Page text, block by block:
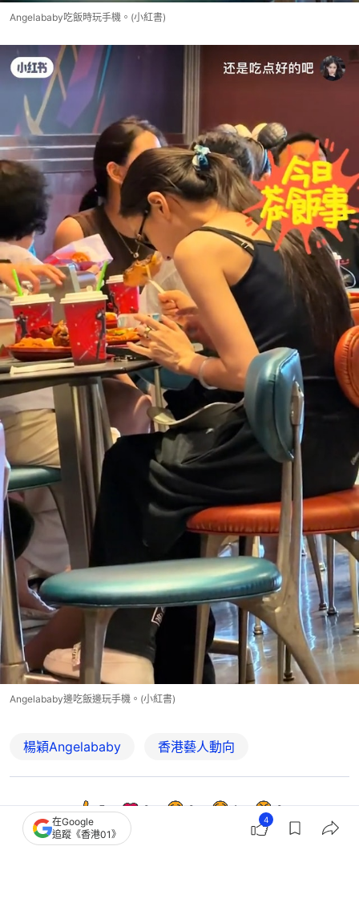
Angelababy吃飯時玩手機。(小紅書)
Angelababy邊吃飯邊玩手機。(小紅書)
楊穎Angelababy 香港藝人動向
7 0 0 1 0
在Google
追蹤《香港01》
4